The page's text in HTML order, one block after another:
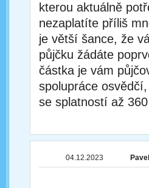
kterou aktuálně
nezaplatíte příliš
je větší šance, že
půjčku žádáte
částka je vám
spolupráce
se splatností až
04.12.2023